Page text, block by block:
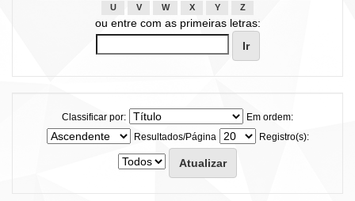
U
V W X Y Z
ou entre com as primeiras letras:
Classificar por:
Em ordem:
Resultados/Página
Registro(s):